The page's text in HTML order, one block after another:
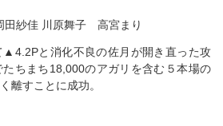
紗佳 川原舞子 高宮まり
▲4.2Pと消化不良の佐月が開き直った攻
ちまち18,000のアガリを含む５本場の
離すことに成功。